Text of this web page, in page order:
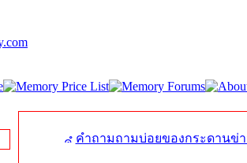
คำถามถามบ่อยของกระดานข่